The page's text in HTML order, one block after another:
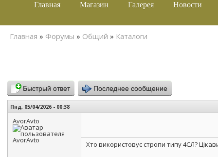
Главная Магазин Галерея Новости
Вы здесь
Главная » Форумы » Общий » Каталоги
Быстрый ответ Последнее сообщение
Пнд, 05/04/2026 - 00:38
AvorAvto
Хто використовує стропи типу 4СЛ?